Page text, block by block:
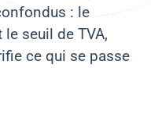
: le
seuil de TVA,
ce qui se passe